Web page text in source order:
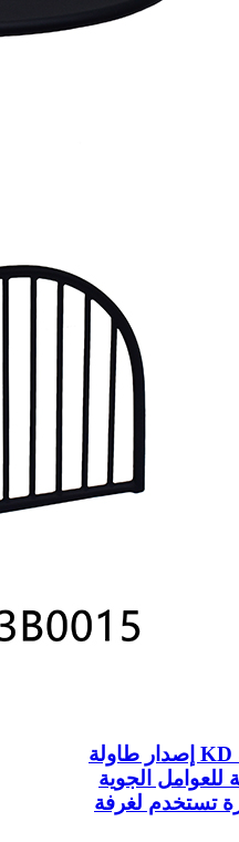
طاولة طعام داخلية KD إصدار طاولة
للعوامل الجوية
تستخدم لغرفة